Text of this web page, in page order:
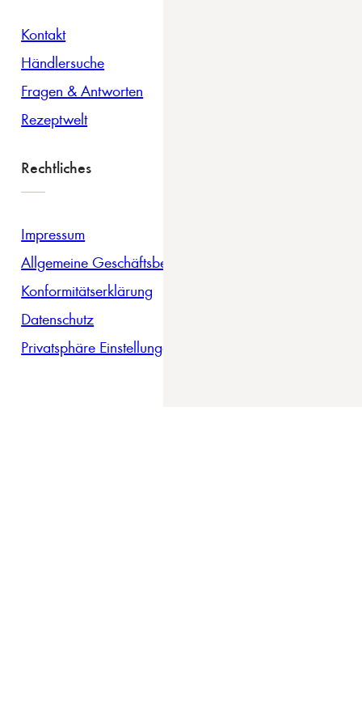
Kontakt
Händlersuche
Fragen & Antworten
Rezeptwelt
Rechtliches
Impressum
Allgemeine Geschäftsbedingungen
Konformitätserklärung
Datenschutz
Privatsphäre Einstellungen